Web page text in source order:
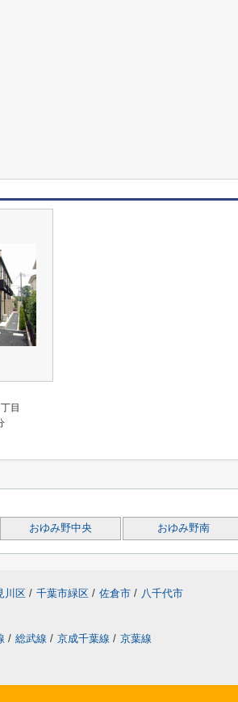
目
おゆみ野中央 おゆみ野南
川区 / 千葉市緑区 / 佐倉市 / 八千代市
/ 総武線 / 京成千葉線 / 京葉線